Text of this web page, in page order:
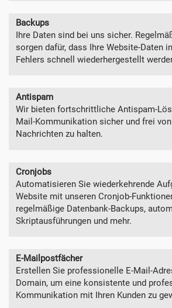
Backups
Ihre Daten sind bei uns sicher.
sorgen dafür, dass Ihre Website-Daten
Fehlers schnell wiederhergestellt
Antispam
Wir bieten fortschrittliche Antispam-
Mail-Kommunikation sicher und frei
Nachrichten zu halten.
Cronjobs
Automatisieren Sie wiederkehrende
Website mit unseren Cronjob-
regelmäßige Datenbank-Backups,
Skriptausführungen und mehr.
E-Mailpostfächer
Erstellen Sie professionelle E-Mail-
Domain, um eine konsistente und
Kommunikation mit Ihren Kunden zu